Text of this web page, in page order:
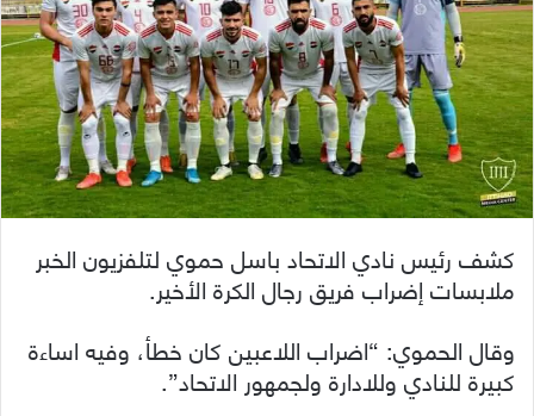
كشف رئيس نادي الاتحاد باسل حموي لتلفزيون الخبر
ملابسات إضراب فريق رجال الكرة الأخير.
وقال الحموي: “اضراب اللاعبين كان خطأ، وفيه اساءة
كبيرة للنادي وللادارة ولجمهور الاتحاد”.